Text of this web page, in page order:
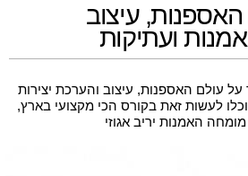
עיצוב
ועתיקות
עולם האספנות, עיצוב והערכת יצירות
לעשות זאת בקורס הכי מקצועי בארץ,
האמנות יריב אגוזי